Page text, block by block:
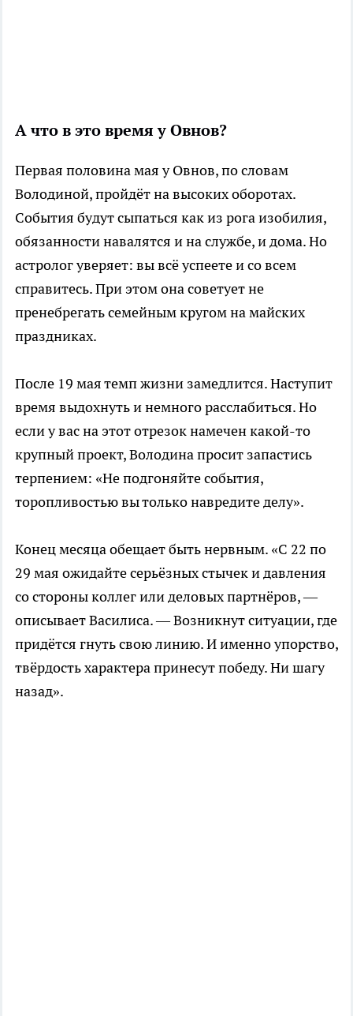
А что в это время у Овнов?
Первая половина мая у Овнов, по словам
Володиной, пройдёт на высоких оборотах.
События будут сыпаться как из рога изобилия,
обязанности навалятся и на службе, и дома. Но
астролог уверяет: вы всё успеете и со всем
справитесь. При этом она советует не
пренебрегать семейным кругом на майских
праздниках.
После 19 мая темп жизни замедлится. Наступит
время выдохнуть и немного расслабиться. Но
если у вас на этот отрезок намечен какой-то
крупный проект, Володина просит запастись
терпением: «Не подгоняйте события,
торопливостью вы только навредите делу».
Конец месяца обещает быть нервным. «С 22 по
29 мая ожидайте серьёзных стычек и давления
со стороны коллег или деловых партнёров, —
описывает Василиса. — Возникнут ситуации, где
придётся гнуть свою линию. И именно упорство,
твёрдость характера принесут победу. Ни шагу
назад».